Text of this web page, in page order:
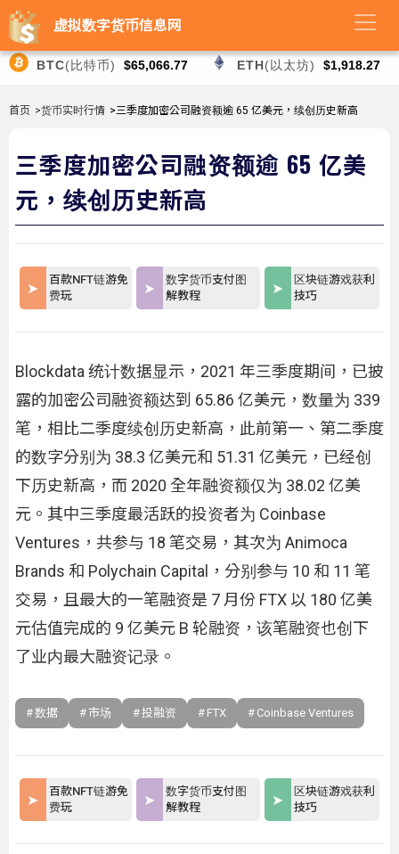
虚拟数字货币信息网
BTC(比特币) $65,066.77 ETH(以太坊) $1,918.27
首页 >货币实时行情 >三季度加密公司融资额逾 65 亿美元，续创历史新高
三季度加密公司融资额逾 65 亿美
元，续创历史新高
百款NFT链游免
费玩
数字货币支付图
解教程
区块链游戏获利
技巧
Blockdata 统计数据显示，2021 年三季度期间，已披
露的加密公司融资额达到 65.86 亿美元，数量为 339
笔，相比二季度续创历史新高，此前第一、第二季度
的数字分别为 38.3 亿美元和 51.31 亿美元，已经创
下历史新高，而 2020 全年融资额仅为 38.02 亿美
元。其中三季度最活跃的投资者为 Coinbase
Ventures，共参与 18 笔交易，其次为 Animoca
Brands 和 Polychain Capital，分别参与 10 和 11 笔
交易，且最大的一笔融资是 7 月份 FTX 以 180 亿美
元估值完成的 9 亿美元 B 轮融资，该笔融资也创下
了业内最大融资记录。
数据 市场 投融资 FTX Coinbase Ventures
百款NFT链游免
费玩
数字货币支付图
解教程
区块链游戏获利
技巧